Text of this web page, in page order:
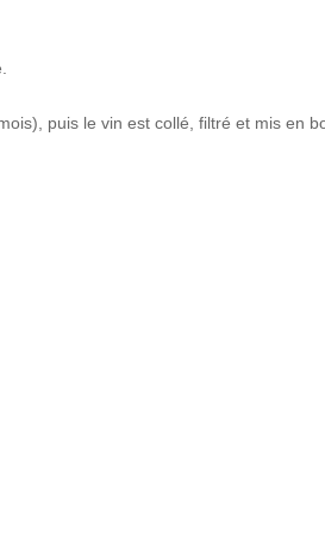
puis le vin est collé, filtré et mis en